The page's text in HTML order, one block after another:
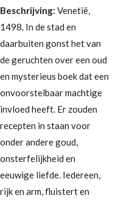
Beschrijving: Venetië,
1498. In de stad en
daarbuiten gonst het van
de geruchten over een oud
en mysterieus boek dat een
onvoorstelbaar machtige
invloed heeft. Er zouden
recepten in staan voor
onder andere goud,
onsterfelijkheid en
eeuwige liefde. Iedereen,
rijk en arm, fluistert en